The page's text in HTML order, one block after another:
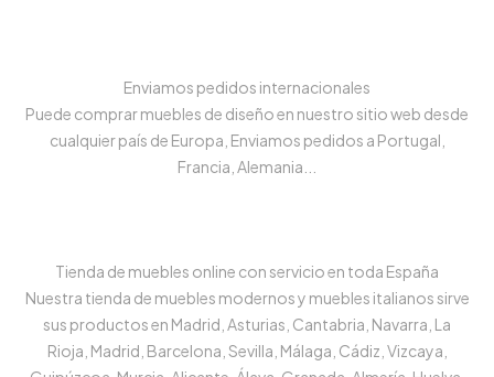
Enviamos pedidos internacionales
Puede comprar muebles de diseño en nuestro sitio web desde
cualquier país de Europa, Enviamos pedidos a Portugal,
Francia, Alemania...
Tienda de muebles online con servicio en toda España
Nuestra tienda de muebles modernos y muebles italianos sirve
sus productos en Madrid, Asturias, Cantabria, Navarra, La
Rioja, Madrid, Barcelona, Sevilla, Málaga, Cádiz, Vizcaya,